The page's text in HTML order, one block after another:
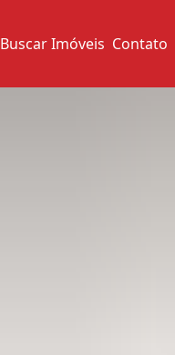
Buscar Imóveis Contato